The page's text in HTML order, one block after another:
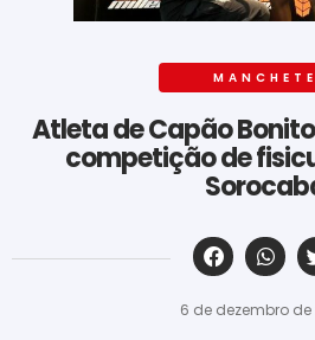
MANCHETE
Atleta de Capão
competição de
6 de dezembro de